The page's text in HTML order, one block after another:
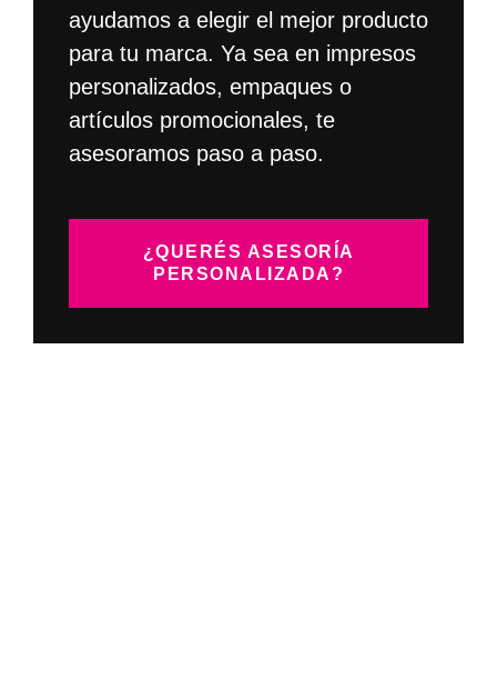
ayudamos a elegir el mejor producto
para tu marca. Ya sea en impresos
personalizados, empaques o
artículos promocionales, te
asesoramos paso a paso.
¿QUERÉS ASESORÍA
PERSONALIZADA?